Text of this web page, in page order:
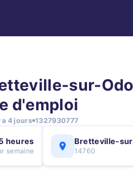
sur-
d'emploi
a 4 jours 1327930777
heures
semaine
Bretteville-
14760